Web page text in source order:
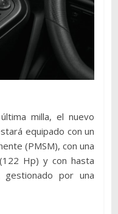
milla, el nuevo
equipado con un
(PMSM), con una
Hp) y con hasta
por una